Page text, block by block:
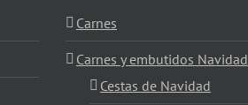
Carnes
Carnes y embutidos Navidad
Cestas de Navidad